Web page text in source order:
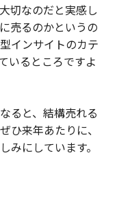
切なのだと実感し
売るのかというの
インサイトのカテ
いるところですよ
ると、結構売れる
ひ来年あたりに、
みにしています。